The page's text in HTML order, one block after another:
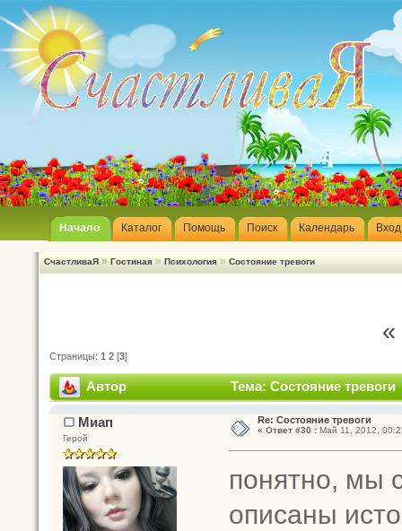
Начало Каталог Помощь Поиск Календарь Вход
СчастливаЯ » Гостиная » Психология » Состояние тревоги
Страницы: 1 2 [3]
Автор Тема: Состояние
Миап
Герой
Re: Состояние тревоги
« Ответ #30 :Май 11, 2012,
понятно, мы
описаны